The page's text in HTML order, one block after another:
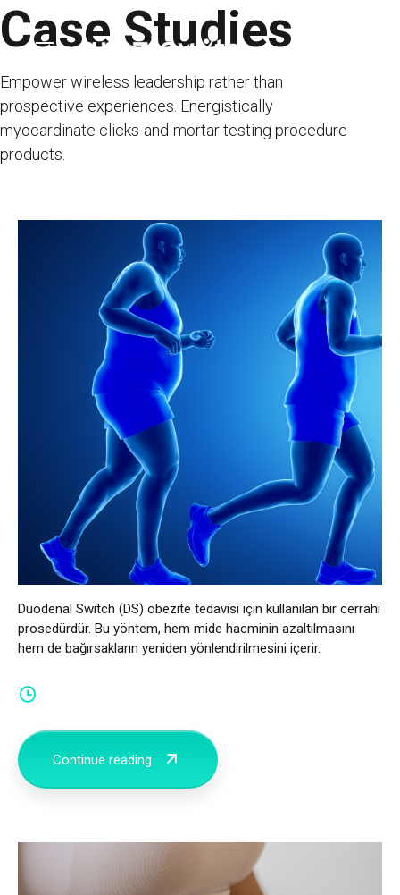
Skip
to
content
ANASAYFA
HİZMETLER
TEDAVİ MERKEZLERİ
İLETİŞİM
العربية(Arapça )
Français Fransızca)
Deutsch (Almanca
Italiano(İtalyanca)
English İngilizce)
Case Studies
Empower wireless leadership rather than
prospective experiences. Energistically
myocardinate clicks-and-mortar testing procedure
products.
Duodenal Switch (DS) obezite tedavisi için kullanılan bir cerrahi
prosedürdür. Bu yöntem, hem mide hacminin azaltılmasını
hem de bağırsakların yeniden yönlendirilmesini içerir.
Continue reading